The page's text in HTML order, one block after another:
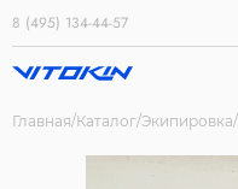
8 (495) 134-44-57
Главная Каталог Экипировка